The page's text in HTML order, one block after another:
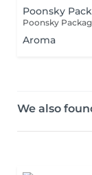
Poonsky
Aroma
We also